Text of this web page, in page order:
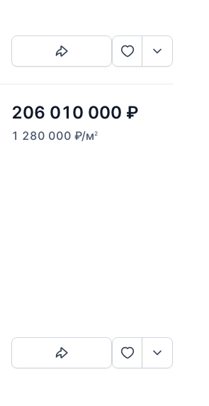
206 010 000 ₽
1 280 000 ₽/м2